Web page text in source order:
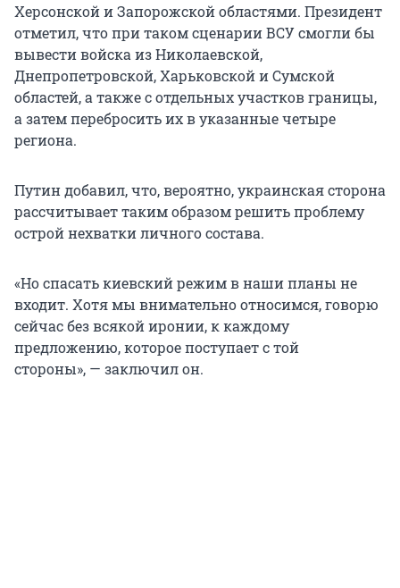
Херсонской и Запорожской областями. Президент
отметил, что при таком сценарии ВСУ смогли бы
вывести войска из Николаевской,
Днепропетровской, Харьковской и Сумской
областей, а также с отдельных участков границы,
а затем перебросить их в указанные четыре
региона.
Путин добавил, что, вероятно, украинская сторона
рассчитывает таким образом решить проблему
острой нехватки личного состава.
«Но спасать киевский режим в наши планы не
входит. Хотя мы внимательно относимся, говорю
сейчас без всякой иронии, к каждому
предложению, которое поступает с той
стороны», — заключил он.